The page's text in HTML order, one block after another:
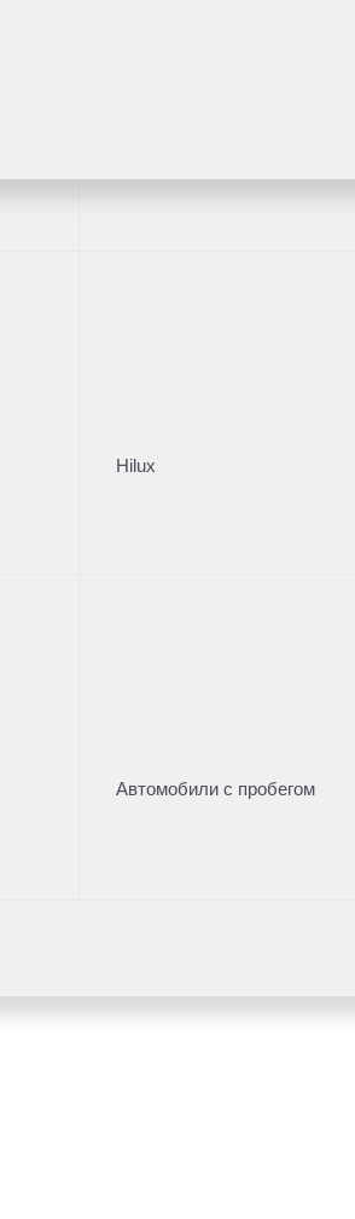
Hilux
Автомобили с пробегом